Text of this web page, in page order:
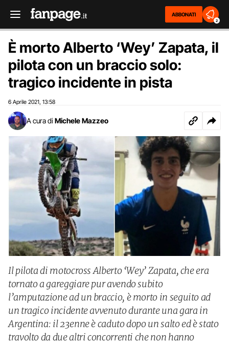
ABBONATI
2
È morto Alberto ‘Wey’ Zapata, il
pilota con un braccio solo:
tragico incidente in pista
6 Aprile 2021 13:58
A cura di Michele Mazzeo
Il pilota di motocross Alberto ‘Wey’ Zapata, che era
tornato a gareggiare pur avendo subito
l’amputazione ad un braccio, è morto in seguito ad
un tragico incidente avvenuto durante una gara in
Argentina: il 23enne è caduto dopo un salto ed è stato
travolto da due altri concorrenti che non hanno